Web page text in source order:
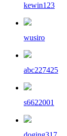
kewin123
wusiro
abc227425
s6622001